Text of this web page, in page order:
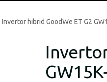
Invertor hibrid GoodWe ET G2